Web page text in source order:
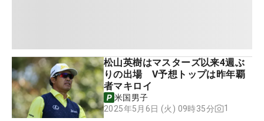
松山英樹はマスターズ以来4週ぶ
りの出場 V予想トップは昨年覇
者マキロイ
米国男子
2025年5月6日 (火) 09時35分
1